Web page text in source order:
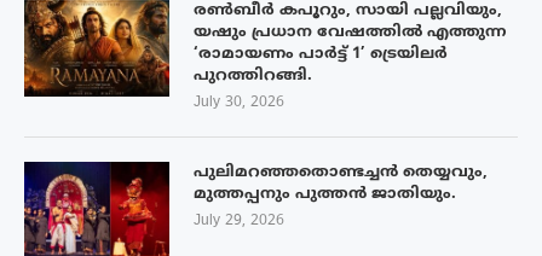
രൺബീർ കപൂറും, സായി പല്ലവിയും,
യഷും പ്രധാന വേഷത്തിൽ എത്തുന്ന
‘രാമായണം പാർട്ട് 1’ ട്രെയിലർ
പുറത്തിറങ്ങി.
July 30, 2026
പുലിമറഞ്ഞതൊണ്ടച്ചൻ തെയ്യവും,
മുത്തപ്പനും പുത്തൻ ജാതിയും.
July 29, 2026